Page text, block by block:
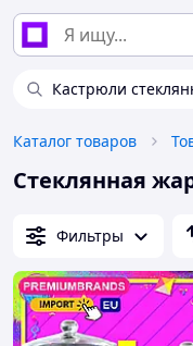
Кастрюли
Каталог товаров
Стеклянная
Фильтры